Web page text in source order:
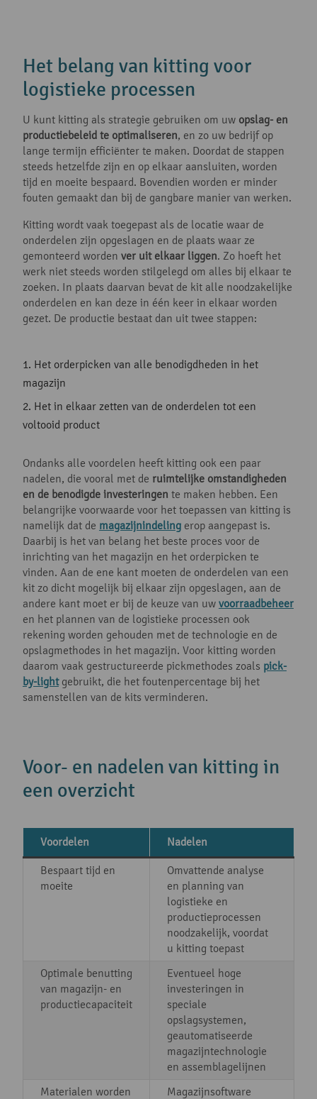
Het belang van kitting voor
logistieke processen
U kunt kitting als strategie gebruiken om uw opslag- en
productiebeleid te optimaliseren, en zo uw bedrijf op
lange termijn efficiënter te maken. Doordat de stappen
steeds hetzelfde zijn en op elkaar aansluiten, worden
tijd en moeite bespaard. Bovendien worden er minder
fouten gemaakt dan bij de gangbare manier van werken.
Kitting wordt vaak toegepast als de locatie waar de
onderdelen zijn opgeslagen en de plaats waar ze
gemonteerd worden ver uit elkaar liggen. Zo hoeft het
werk niet steeds worden stilgelegd om alles bij elkaar te
zoeken. In plaats daarvan bevat de kit alle noodzakelijke
onderdelen en kan deze in één keer in elkaar worden
gezet. De productie bestaat dan uit twee stappen:
Het orderpicken van alle benodigdheden in het
magazijn
Het in elkaar zetten van de onderdelen tot een
voltooid product
Ondanks alle voordelen heeft kitting ook een paar
nadelen, die vooral met de ruimtelijke omstandigheden
en de benodigde investeringen te maken hebben. Een
belangrijke voorwaarde voor het toepassen van kitting is
namelijk dat de magazijnindeling erop aangepast is.
Daarbij is het van belang het beste proces voor de
inrichting van het magazijn en het orderpicken te
vinden. Aan de ene kant moeten de onderdelen van een
kit zo dicht mogelijk bij elkaar zijn opgeslagen, aan de
andere kant moet er bij de keuze van uw voorraadbeheer
en het plannen van de logistieke processen ook
rekening worden gehouden met de technologie en de
opslagmethodes in het magazijn. Voor kitting worden
daarom vaak gestructureerde pickmethodes zoals pick-
by-lightgebruikt, die het foutenpercentage bij het
samenstellen van de kits verminderen.
Voor- en nadelen van kitting in
een overzicht
Voordelen Nadelen
Bespaart tijd en
moeite
Omvattende analyse
en planning van
logistieke en
productieprocessen
noodzakelijk, voordat
u kitting toepast
Optimale benutting
van magazijn- en
productiecapaciteit
Eventueel hoge
investeringen in
speciale
opslagsystemen,
geautomatiseerde
magazijntechnologie
en assemblagelijnen
Materialen worden
Magazijnsoftware